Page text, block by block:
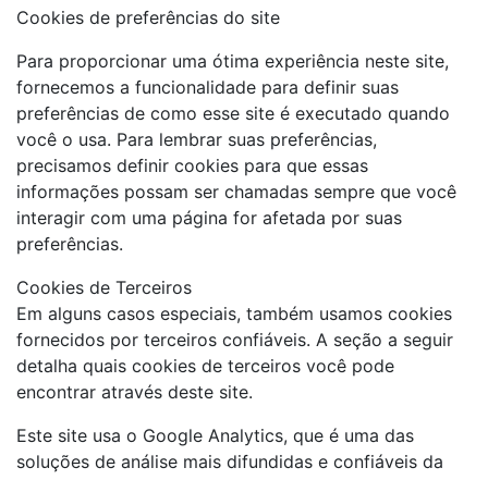
Cookies de preferências do site
Para proporcionar uma ótima experiência neste site,
fornecemos a funcionalidade para definir suas
preferências de como esse site é executado quando
você o usa. Para lembrar suas preferências,
precisamos definir cookies para que essas
informações possam ser chamadas sempre que você
interagir com uma página for afetada por suas
preferências.
Cookies de Terceiros
Em alguns casos especiais, também usamos cookies
fornecidos por terceiros confiáveis. A seção a seguir
detalha quais cookies de terceiros você pode
encontrar através deste site.
Este site usa o Google Analytics, que é uma das
soluções de análise mais difundidas e confiáveis ​​da